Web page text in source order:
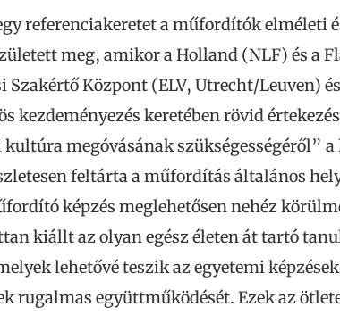
referenciakeretet a műfordítók elméleti
meg, amikor a Holland (NLF) és a
Központ (ELV, Utrecht/Leuven)
kezdeményezés keretében rövid
megóvásának szükségességéről”
feltárta a műfordítás általános
képzés meglehetősen nehéz
kiállt az olyan egész életen át tartó
lehetővé teszik az egyetemi képzések
rugalmas együttműködését. Ezek az